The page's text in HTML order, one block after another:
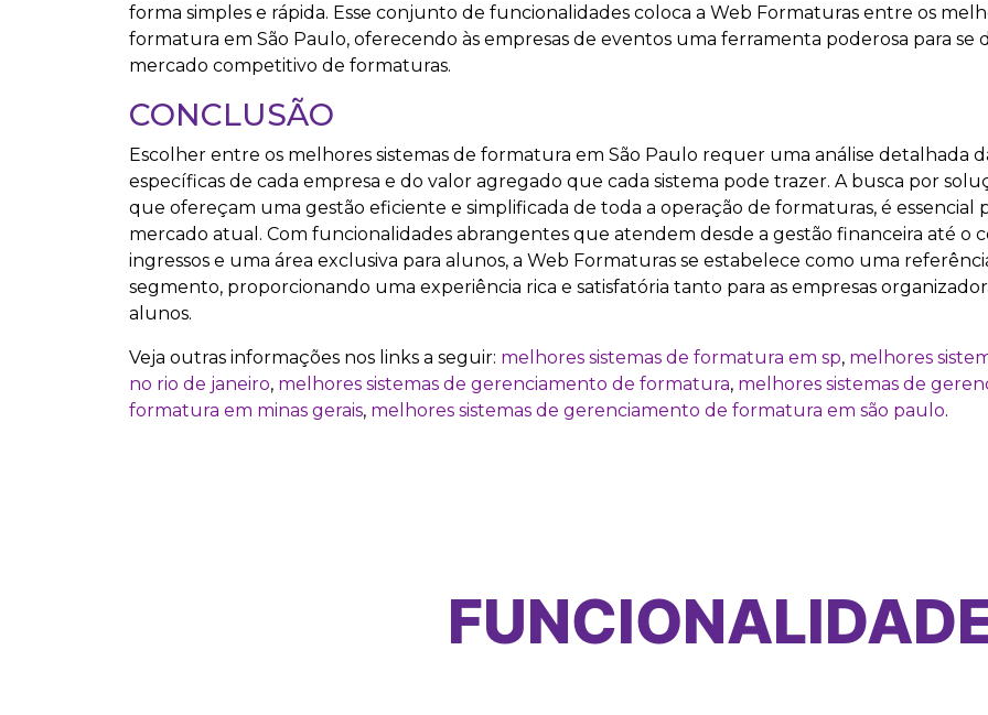
forma simples e rápida. Esse conjunto de funcionalidades coloca a Web Formaturas entre os
formatura em São Paulo, oferecendo às empresas de eventos uma ferramenta poderosa para se
mercado competitivo de formaturas.
CONCLUSÃO
Escolher entre os melhores sistemas de formatura em São Paulo requer uma análise detalhada
específicas de cada empresa e do valor agregado que cada sistema pode trazer. A busca por
que ofereçam uma gestão eficiente e simplificada de toda a operação de formaturas, é essencial
mercado atual. Com funcionalidades abrangentes que atendem desde a gestão financeira até o
ingressos e uma área exclusiva para alunos, a Web Formaturas se estabelece como uma
segmento, proporcionando uma experiência rica e satisfatória tanto para as empresas
alunos.
Veja outras informações nos links a seguir: melhores sistemas de formatura em sp, melhores
no rio de janeiro, melhores sistemas de gerenciamento de formatura, melhores sistemas de
formatura em minas gerais, melhores sistemas de gerenciamento de formatura em são paulo.